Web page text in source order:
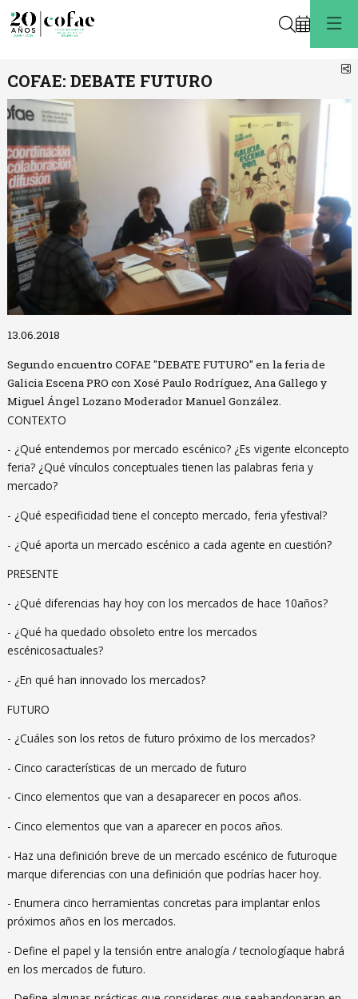
Buscar
COFAE: DEBATE FUTURO
13.06.2018
Segundo encuentro COFAE "DEBATE FUTURO" en la feria de
Galicia Escena PRO con Xosé Paulo Rodríguez, Ana Gallego y
Miguel Ángel Lozano Moderador Manuel González.
CONTEXTO
- ¿Qué entendemos por mercado escénico? ¿Es vigente elconcepto
feria? ¿Qué vínculos conceptuales tienen las palabras feria y
mercado?
- ¿Qué especificidad tiene el concepto mercado, feria yfestival?
- ¿Qué aporta un mercado escénico a cada agente en cuestión?
PRESENTE
- ¿Qué diferencias hay hoy con los mercados de hace 10años?
- ¿Qué ha quedado obsoleto entre los mercados
escénicosactuales?
- ¿En qué han innovado los mercados?
FUTURO
- ¿Cuáles son los retos de futuro próximo de los mercados?
- Cinco características de un mercado de futuro
- Cinco elementos que van a desaparecer en pocos años.
- Cinco elementos que van a aparecer en pocos años.
- Haz una definición breve de un mercado escénico de futuroque
marque diferencias con una definición que podrías hacer hoy.
- Enumera cinco herramientas concretas para implantar enlos
próximos años en los mercados.
- Define el papel y la tensión entre analogía / tecnologíaque habrá
en los mercados de futuro.